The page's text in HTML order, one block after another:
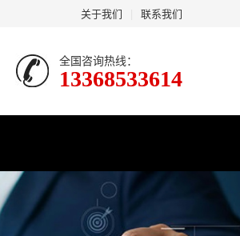
关于我们 联系我们
全国咨询热线：
13368533614